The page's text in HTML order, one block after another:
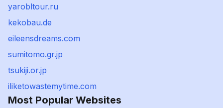
yarobltour.ru
kekobau.de
eileensdreams.com
sumitomo.gr.jp
tsukiji.or.jp
iliketowastemytime.com
Most Popular Websites